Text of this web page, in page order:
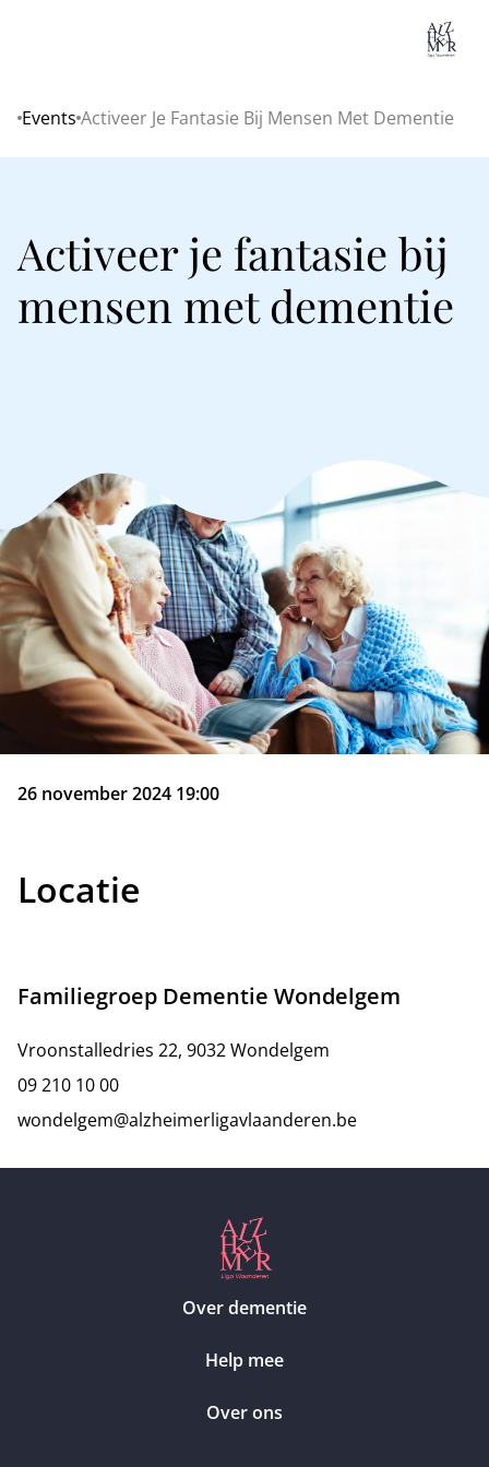
Home
Events Activeer Je Fantasie Bij Mensen Met Dementie
Activeer je fantasie bij
mensen met dementie
26 november 2024 19:00
Locatie
Familiegroep Dementie Wondelgem
Vroonstalledries 22, 9032 Wondelgem
09 210 10 00
wondelgem@alzheimerligavlaanderen.be
Over dementie
Help mee
Over ons